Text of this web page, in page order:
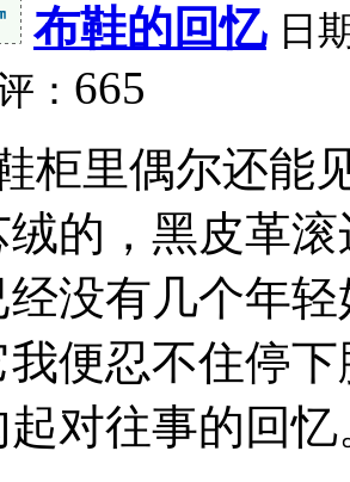
布鞋的回忆 日
： 665
柜里偶尔还能
的，黑皮革
经没有几个年
我便忍不住停
起对往事的回